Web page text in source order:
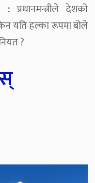
: प्रधानमन्त्रीले देशको
यति हल्का रूपमा बोले
?